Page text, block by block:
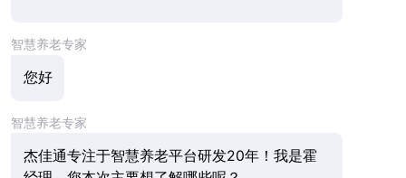
智慧养老专家
您好
智慧养老专家
杰佳通专注于智慧养老平台研发20年！我是霍